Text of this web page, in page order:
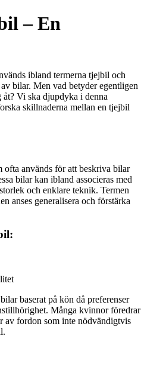
– En
ibland termerna tjejbil och
bilar. Men vad betyder egentligen
åt? Vi ska djupdyka i denna
skillnaderna mellan en tjejbil
används för att beskriva bilar
bilar kan ibland associeras med
och enklare teknik. Termen
anses generalisera och förstärka
baserat på kön då preferenser
Många kvinnor föredrar
av fordon som inte nödvändigtvis